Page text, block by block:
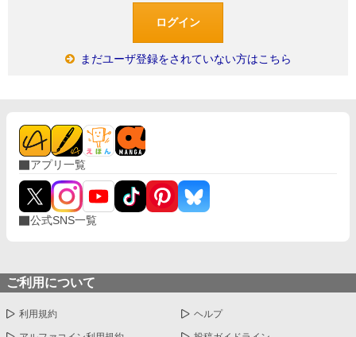
まだユーザ登録をされていない方はこちら
アプリ一覧
公式SNS一覧
ご利用について
利用規約 ヘルプ